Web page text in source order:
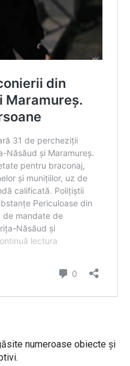
numeroase obiecte și